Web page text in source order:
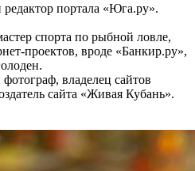
портала «Юга.ру».
спорта по рыбной ловле,
проектов, вроде «Банкир.ру»,
владелец сайтов
сайта «Живая Кубань».